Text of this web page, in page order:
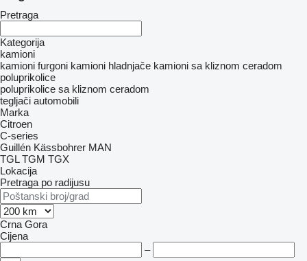
Pretraga
Kategorija
kamioni
kamioni furgoni kamioni hladnjače kamioni sa kliznom ceradom
poluprikolice
poluprikolice sa kliznom ceradom
tegljači automobili
Marka
Citroen
C-series
Guillén Kässbohrer MAN
TGL TGM TGX
Lokacija
Pretraga po radijusu
Crna Gora
Cijena
–